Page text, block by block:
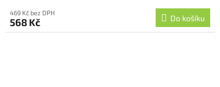
469 Kč bez DPH
568 Kč Do košíku